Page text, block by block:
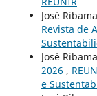
José
Revista de
José
2026 ,
e